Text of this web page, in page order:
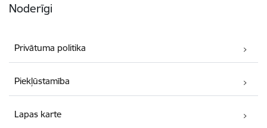
Noderīgi
Privātuma politika
Piekļūstamība
Lapas karte